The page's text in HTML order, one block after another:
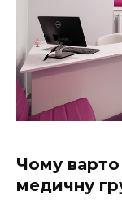
Чому
медичну